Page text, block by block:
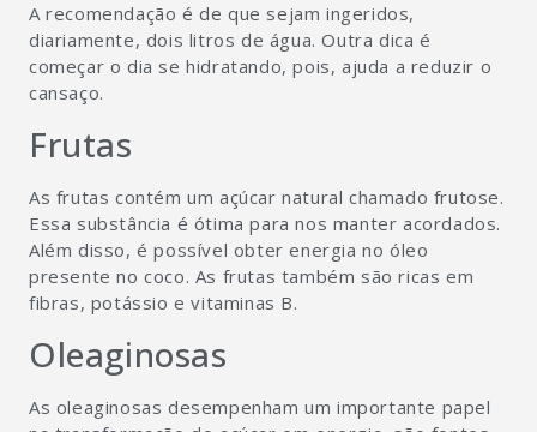
A recomendação é de que sejam ingeridos,
diariamente, dois litros de água. Outra dica é
começar o dia se hidratando, pois, ajuda a reduzir o
cansaço.
Frutas
As frutas contém um açúcar natural chamado frutose.
Essa substância é ótima para nos manter acordados.
Além disso, é possível obter energia no óleo
presente no coco. As frutas também são ricas em
fibras, potássio e vitaminas B.
Oleaginosas
As oleaginosas desempenham um importante papel